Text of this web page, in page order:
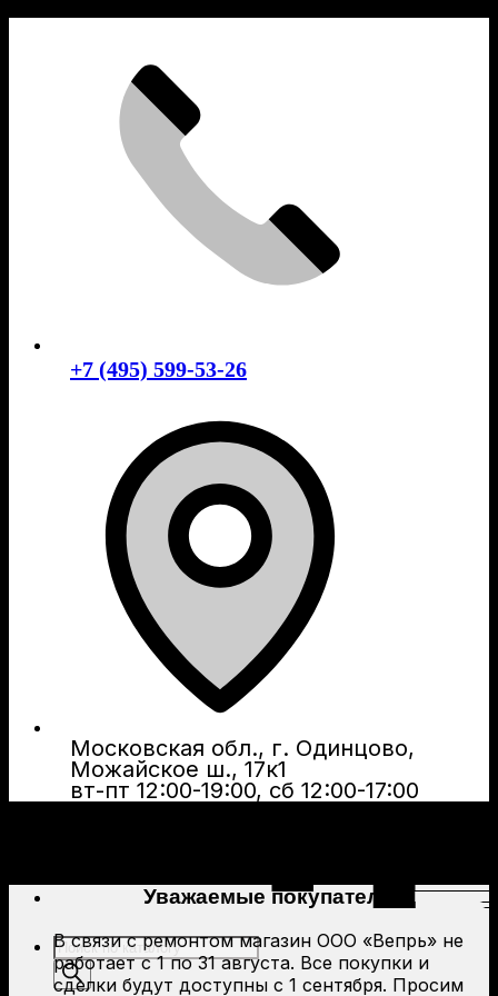
+7 (495) 599-53-26
Московская обл., г. Одинцово,
Можайское ш., 17к1
вт-пт 12:00-19:00, сб 12:00-17:00
Поиск
товаров
Уважаемые покупатели!
В связи с ремонтом магазин ООО «Вепрь» не
работает с 1 по 31 августа. Все покупки и
сделки будут доступны с 1 сентября. Просим